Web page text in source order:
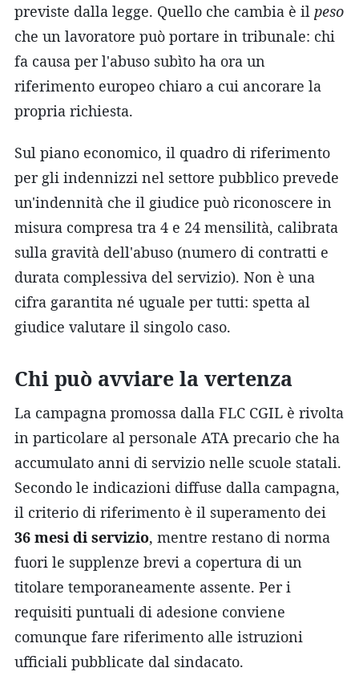
previste dalla legge. Quello che cambia è il peso
che un lavoratore può portare in tribunale: chi
fa causa per l'abuso subìto ha ora un
riferimento europeo chiaro a cui ancorare la
propria richiesta.
Sul piano economico, il quadro di riferimento
per gli indennizzi nel settore pubblico prevede
un'indennità che il giudice può riconoscere in
misura compresa tra 4 e 24 mensilità, calibrata
sulla gravità dell'abuso (numero di contratti e
durata complessiva del servizio). Non è una
cifra garantita né uguale per tutti: spetta al
giudice valutare il singolo caso.
Chi può avviare la vertenza
La campagna promossa dalla FLC CGIL è rivolta
in particolare al personale ATA precario che ha
accumulato anni di servizio nelle scuole statali.
Secondo le indicazioni diffuse dalla campagna,
il criterio di riferimento è il superamento dei
36 mesi di servizio, mentre restano di norma
fuori le supplenze brevi a copertura di un
titolare temporaneamente assente. Per i
requisiti puntuali di adesione conviene
comunque fare riferimento alle istruzioni
ufficiali pubblicate dal sindacato.